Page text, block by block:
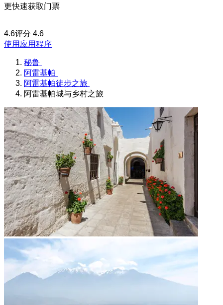
更快速获取门票
4.6评分 4.6
使用应用程序
秘鲁
阿雷基帕
阿雷基帕徒步之旅
阿雷基帕城与乡村之旅